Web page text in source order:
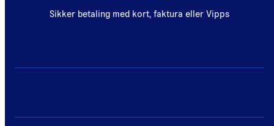
Sikker betaling med kort, faktura eller Vipps